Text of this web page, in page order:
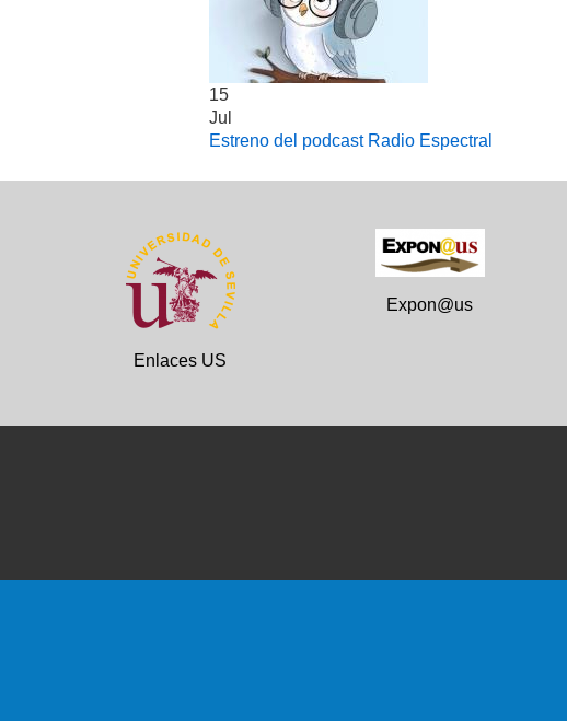
15
Jul
Estreno del podcast Radio Espectral
Enlaces US
Expon@us